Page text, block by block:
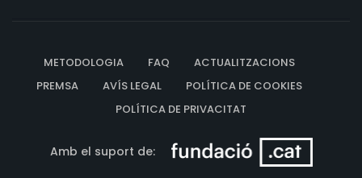
METODOLOGIA FAQ
ACTUALITZACIONS
PREMSA
AVÍS LEGAL
POLÍTICA DE COOKIES
POLÍTICA DE PRIVACITAT
Amb el suport de: